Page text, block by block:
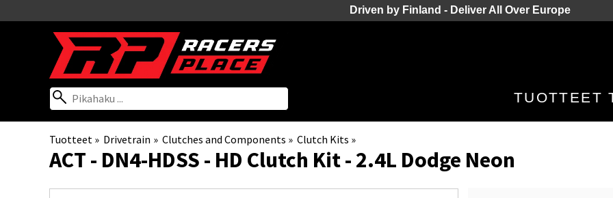
Driven by Finland - Deliver All Over Europe
TUOTTEET
Tuotteet ‪» Drivetrain ‪» Clutches and Components ‪» Clutch Kits ‪»
ACT - DN4-HDSS - HD Clutch Kit - 2.4L Dodge Neon